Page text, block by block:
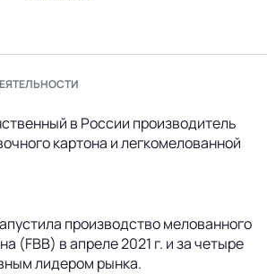
в России производитель
картона и легкомелованной
производство мелованного
(FBB) в апреле 2021 г. и за четыре
лидером рынка.